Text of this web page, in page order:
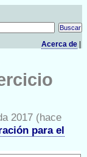
Acerca de
2017 (hace
para el